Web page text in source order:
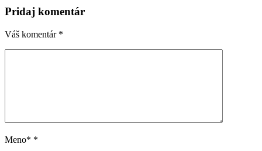
Pridaj komentár
Váš komentár *
Meno* *